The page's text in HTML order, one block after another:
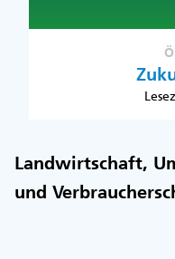
Landwirtschaft,
und